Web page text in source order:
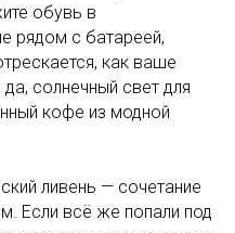
обувь в
рядом с батареей,
как ваше
солнечный свет для
кофе из модной
ливень — сочетание
Если всё же попали под